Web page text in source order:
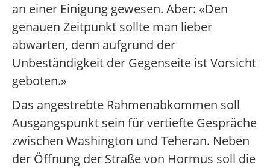
an einer Einigung gewesen. Aber: «Den
genauen Zeitpunkt sollte man lieber
abwarten, denn aufgrund der
Unbeständigkeit der Gegenseite ist Vorsicht
geboten.»
Das angestrebte Rahmenabkommen soll
Ausgangspunkt sein für vertiefte Gespräche
zwischen Washington und Teheran. Neben
der Öffnung der Straße von Hormus soll die